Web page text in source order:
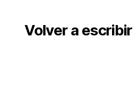
Volver a escribir